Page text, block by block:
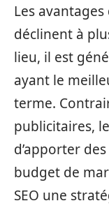
Les
déclinent à
lieu, il est
ayant le
terme.
publicitaires,
d’apporter
budget de
SEO une